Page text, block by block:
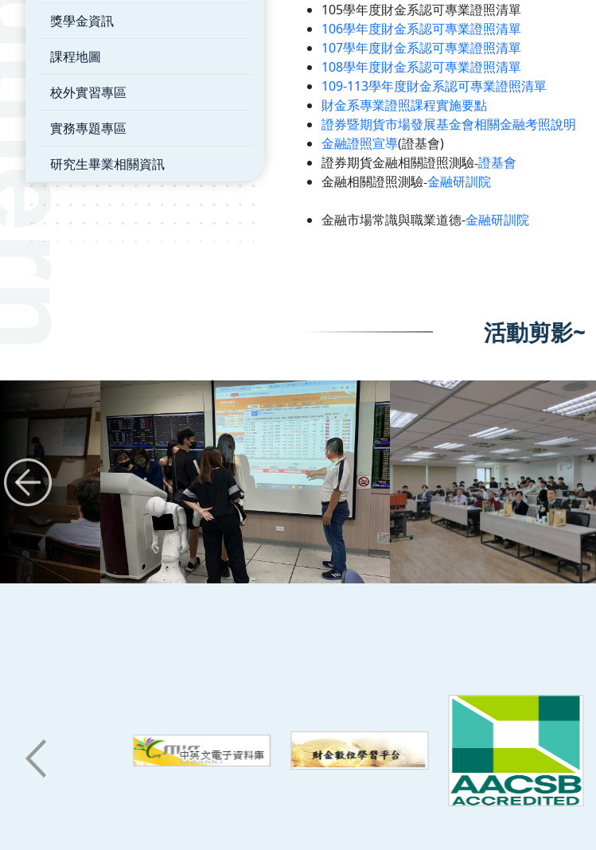
獎學金資訊
課程地圖
校外實習專區
實務專題專區
研究生畢業相關資訊
105學年度財金系認可專業證照清單
106學年度財金系認可專業證照清單
107學年度財金系認可專業證照清單
108學年度財金系認可專業證照清單
109-113學年度財金系認可專業證照清單
財金系專業證照課程實施要點
證券暨期貨市場發展基金會相關金融考照說明
金融證照宣導(證基會)
證券期貨金融相關證照測驗-證基會
金融相關證照測驗-金融研訓院
金融市場常識與職業道德-金融研訓院
活動剪影~